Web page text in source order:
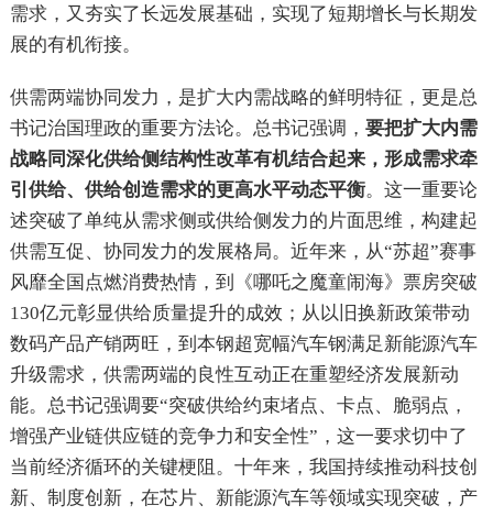
需求，又夯实了长远发展基础，实现了短期增长与长期发
展的有机衔接。
供需两端协同发力，是扩大内需战略的鲜明特征，更是总
书记治国理政的重要方法论。总书记强调， 要把扩大内需
战略同深化供给侧结构性改革有机结合起来，形成需求牵
引供给、供给创造需求的更高水平动态平衡。这一重要论
述突破了单纯从需求侧或供给侧发力的片面思维，构建起
供需互促、协同发力的发展格局。近年来，从“苏超”赛事
风靡全国点燃消费热情，到《哪吒之魔童闹海》票房突破
130亿元彰显供给质量提升的成效；从以旧换新政策带动
数码产品产销两旺，到本钢超宽幅汽车钢满足新能源汽车
升级需求，供需两端的良性互动正在重塑经济发展新动
能。总书记强调要“突破供给约束堵点、卡点、脆弱点，
增强产业链供应链的竞争力和安全性”，这一要求切中了
当前经济循环的关键梗阻。十年来，我国持续推动科技创
新、制度创新，在芯片、新能源汽车等领域实现突破，产